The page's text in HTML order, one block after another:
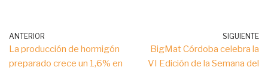
ANTERIOR
La producción de hormigón
preparado crece un 1,6% en
SIGUIENTE
BigMat Córdoba celebra la
VI Edición de la Semana del